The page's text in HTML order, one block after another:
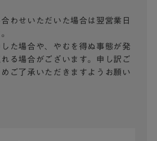
わせいただいた場合は翌営業日
た場合や、やむを得ぬ事態が発
る場合がございます。申し訳ご
ご了承いただきますようお願い